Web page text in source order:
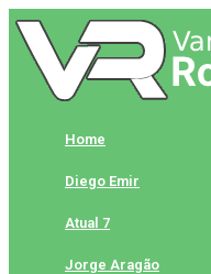
Skip
to
content
Home
Diego Emir
Atual 7
Jorge Aragão